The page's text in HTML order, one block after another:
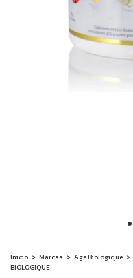
Inicio > Marcas > Age Biologique >
BIOLOGIQUE